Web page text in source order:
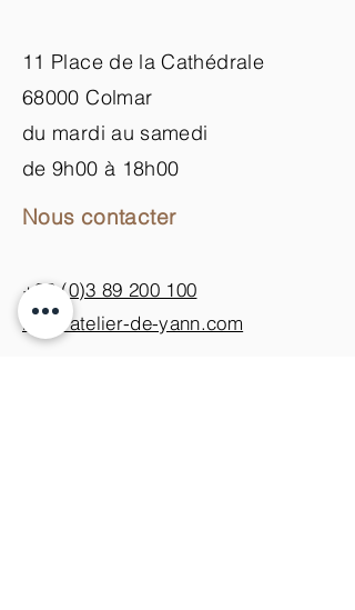
11 Place de la Cathédrale
68000 Colmar
du mardi au samedi
de 9h00 à 18h00
Nous contacter
+33 (0)3 89 200 100​
info@atelier-de-yann.com